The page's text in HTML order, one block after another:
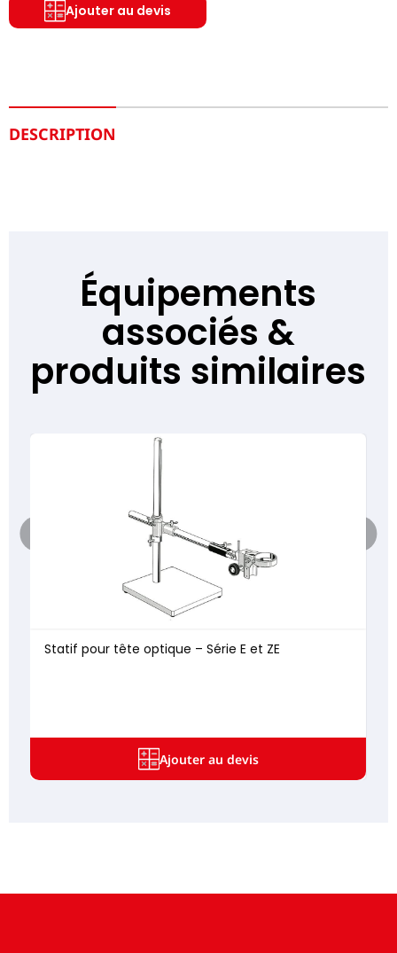
Ajouter au devis
DESCRIPTION
Équipements
associés &
produits similaires
Statif pour tête optique – Série E et ZE
Ajouter au devis